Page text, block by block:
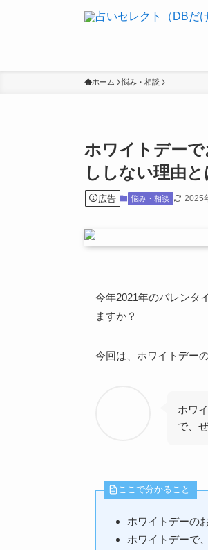
ホーム 悩み・相談
ホワイトデー
ししない理由と
広告 悩み・相談 2025
今年2021年のバレンタ
ますか？
今回は、ホワイトデー
ホワ
で、
ここで分かること
ホワイトデーの
ホワイトデーで